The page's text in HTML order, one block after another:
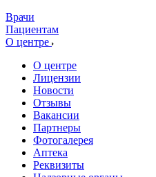
Врачи
Пациентам
О центре
О центре
Лицензии
Новости
Отзывы
Вакансии
Партнеры
Фотогалерея
Аптека
Реквизиты